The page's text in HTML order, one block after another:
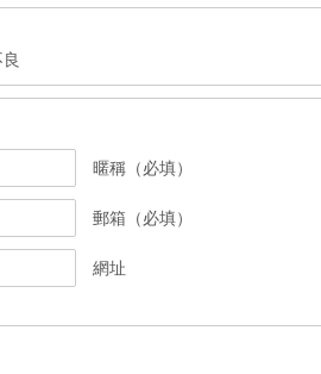
暱稱（必填）
郵箱（必填）
網址